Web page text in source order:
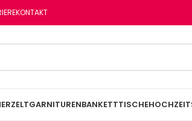
KONTAKT
BANKETTTISCHE